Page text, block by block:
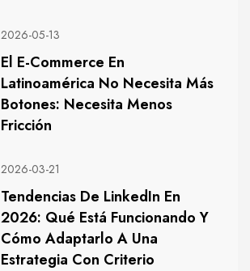
2026-05-13
El E-Commerce En
Latinoamérica No Necesita Más
Botones: Necesita Menos
Fricción
2026-03-21
Tendencias De LinkedIn En
2026: Qué Está Funcionando Y
Cómo Adaptarlo A Una
Estrategia Con Criterio